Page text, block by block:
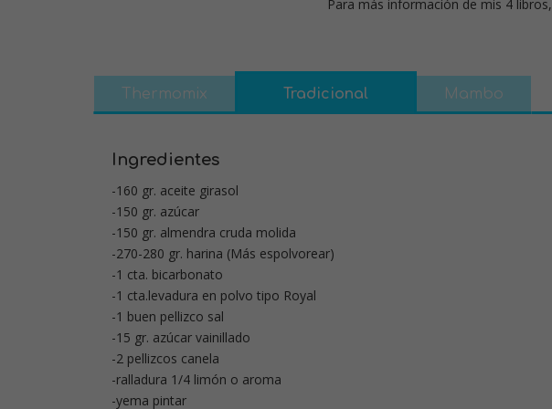
Para más información de mis 4 libros,
Thermomix Tradicional Mambo
Ingredientes
-160 gr. aceite girasol
-150 gr. azúcar
-150 gr. almendra cruda molida
-270-280 gr. harina (Más espolvorear)
-1 cta. bicarbonato
-1 cta.levadura en polvo tipo Royal
-1 buen pellizco sal
-15 gr. azúcar vainillado
-2 pellizcos canela
-ralladura 1/4 limón o aroma
-yema pintar